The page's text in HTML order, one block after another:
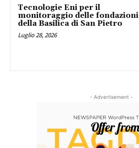
Tecnologie Eni per il
monitoraggio delle fondazioni
della Basilica di San Pietro
Luglio 28, 2026
- Advertisement -